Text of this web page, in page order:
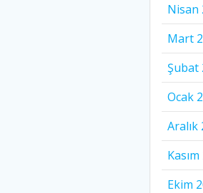
Nisan
Mart
Şubat
Ocak
Aralık
Ekim